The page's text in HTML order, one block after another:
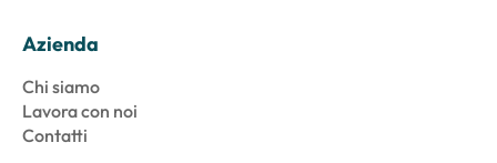
Azienda
Chi siamo
Lavora con noi
Contatti